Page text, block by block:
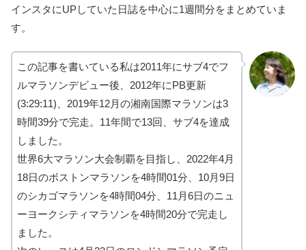
インスタにUPしていた日誌を中心に1週間分をまとめていま
す。
この記事を書いている私は2011年にサブ4でフ
ルマラソンデビュー後、2012年にPB更新
(3:29:11)、2019年12月の湘南国際マラソンは3
時間39分で完走。11年間で13回、サブ4を達成
しました。
世界6大マラソン大会制覇を目指し、2022年4月
18日のボストンマラソンを4時間01分、10月9日
のシカゴマラソンを4時間04分、11月6日のニュ
ーヨークシティマラソンを4時間20分で完走し
ました。